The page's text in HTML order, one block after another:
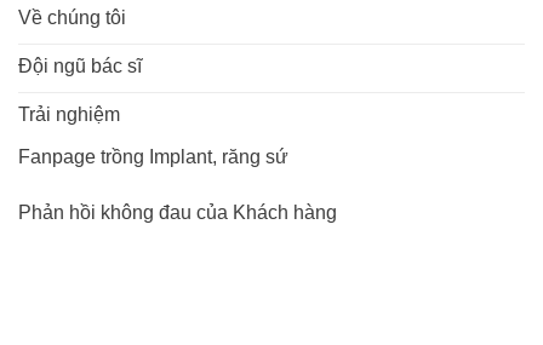
Về chúng tôi
Đội ngũ bác sĩ
Trải nghiệm
Fanpage trồng Implant, răng sứ
Phản hồi không đau của Khách hàng